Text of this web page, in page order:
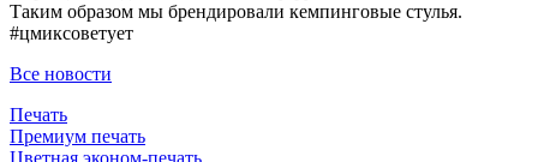
Таким образом мы брендировали кемпинговые стулья.
#цмиксоветует
Все новости
Печать
Премиум печать
Цветная эконом-печать